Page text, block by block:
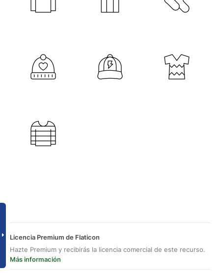
Licencia Premium de Flaticon
Hazte Premium y recibirás la licencia comercial de este recurso.
Más información